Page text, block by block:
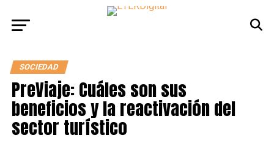
SOCIEDAD
PreViaje: Cuáles son sus
beneficios y la reactivación del
sector turístico